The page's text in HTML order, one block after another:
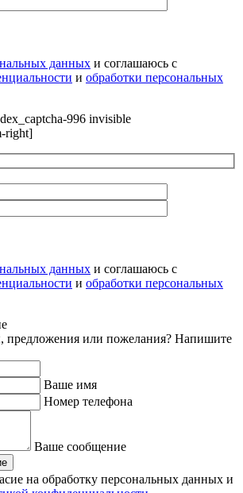
данных и соглашаюсь с
и обработки персональных
996 invisible
right]
данных и соглашаюсь с
и обработки персональных
предложения или пожелания? Напишите
Ваше имя
Номер телефона
Ваше сообщение
на обработку персональных данных и